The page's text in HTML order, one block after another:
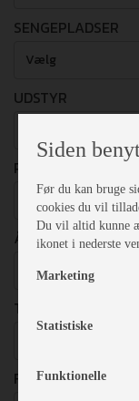
SENGEPLADSER
Vælg
UDSTYR
PRISER
Vælg
ÅRGANG
Vælg
TOTALVÆGT
FRITEKST
Siden
Før du kan bruge
cookies du vil
Du vil altid kunne
ikonet i nederste
Marketing
Statistiske
Funktionelle